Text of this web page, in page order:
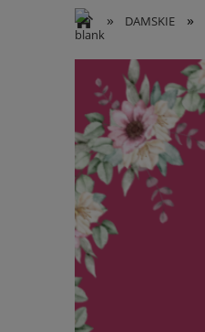
» DAMSKIE »